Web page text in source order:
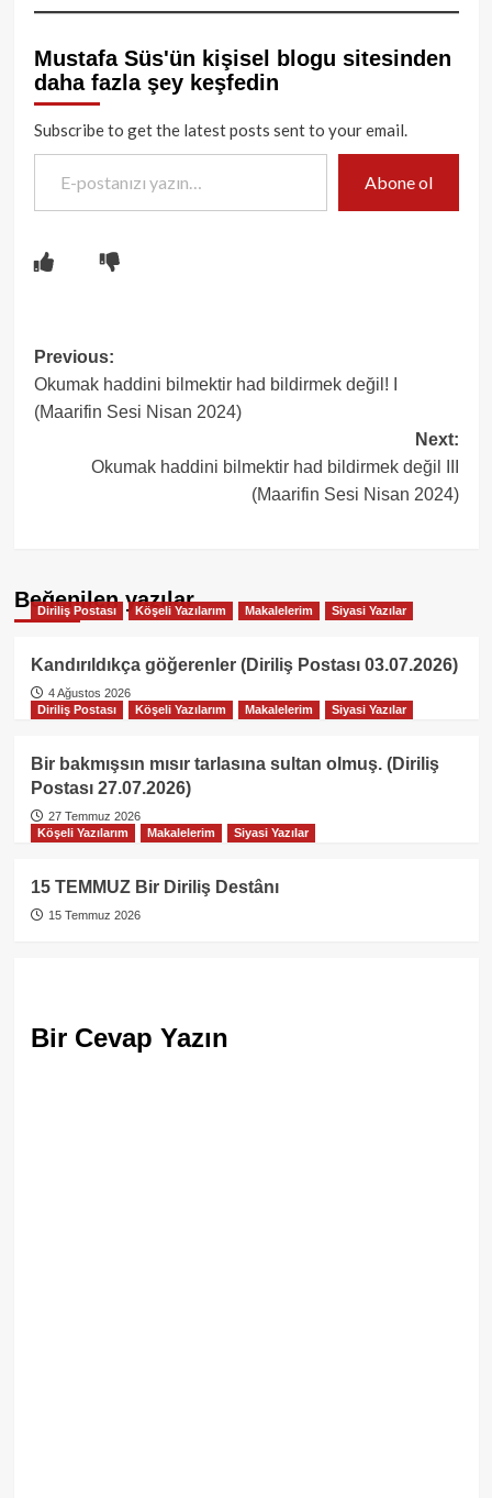
Mustafa Süs'ün kişisel blogu sitesinden
daha fazla şey keşfedin
Subscribe to get the latest posts sent to your email.
E-postanızı yazın…
Abone ol
Post
navigation
Previous:
Okumak haddini bilmektir had bildirmek değil! I
(Maarifin Sesi Nisan 2024)
Next:
Okumak haddini bilmektir had bildirmek değil III
(Maarifin Sesi Nisan 2024)
Beğenilen yazılar
Diriliş Postası Köşeli Yazılarım Makalelerim Siyasi Yazılar
Kandırıldıkça göğerenler (Diriliş Postası 03.07.2026)
4 Ağustos 2026
Diriliş Postası
Köşeli Yazılarım Makalelerim Siyasi Yazılar
Bir bakmışsın mısır tarlasına sultan olmuş. (Diriliş
Postası 27.07.2026)
27 Temmuz 2026
Köşeli Yazılarım
Makalelerim Siyasi Yazılar
15 TEMMUZ Bir Diriliş Destânı
15 Temmuz 2026
Bir Cevap Yazın